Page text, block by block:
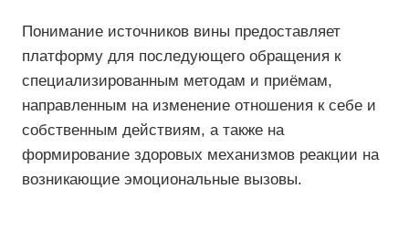
Понимание источников вины предоставляет
платформу для последующего обращения к
специализированным методам и приёмам,
направленным на изменение отношения к себе и
собственным действиям, а также на
формирование здоровых механизмов реакции на
возникающие эмоциональные вызовы.